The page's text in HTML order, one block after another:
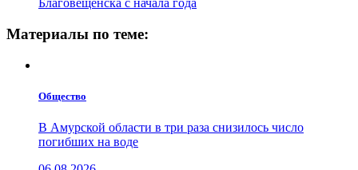
Благовещенска с начала года
Материалы по теме:
Общество
В Амурской области в три раза снизилось число
погибших на воде